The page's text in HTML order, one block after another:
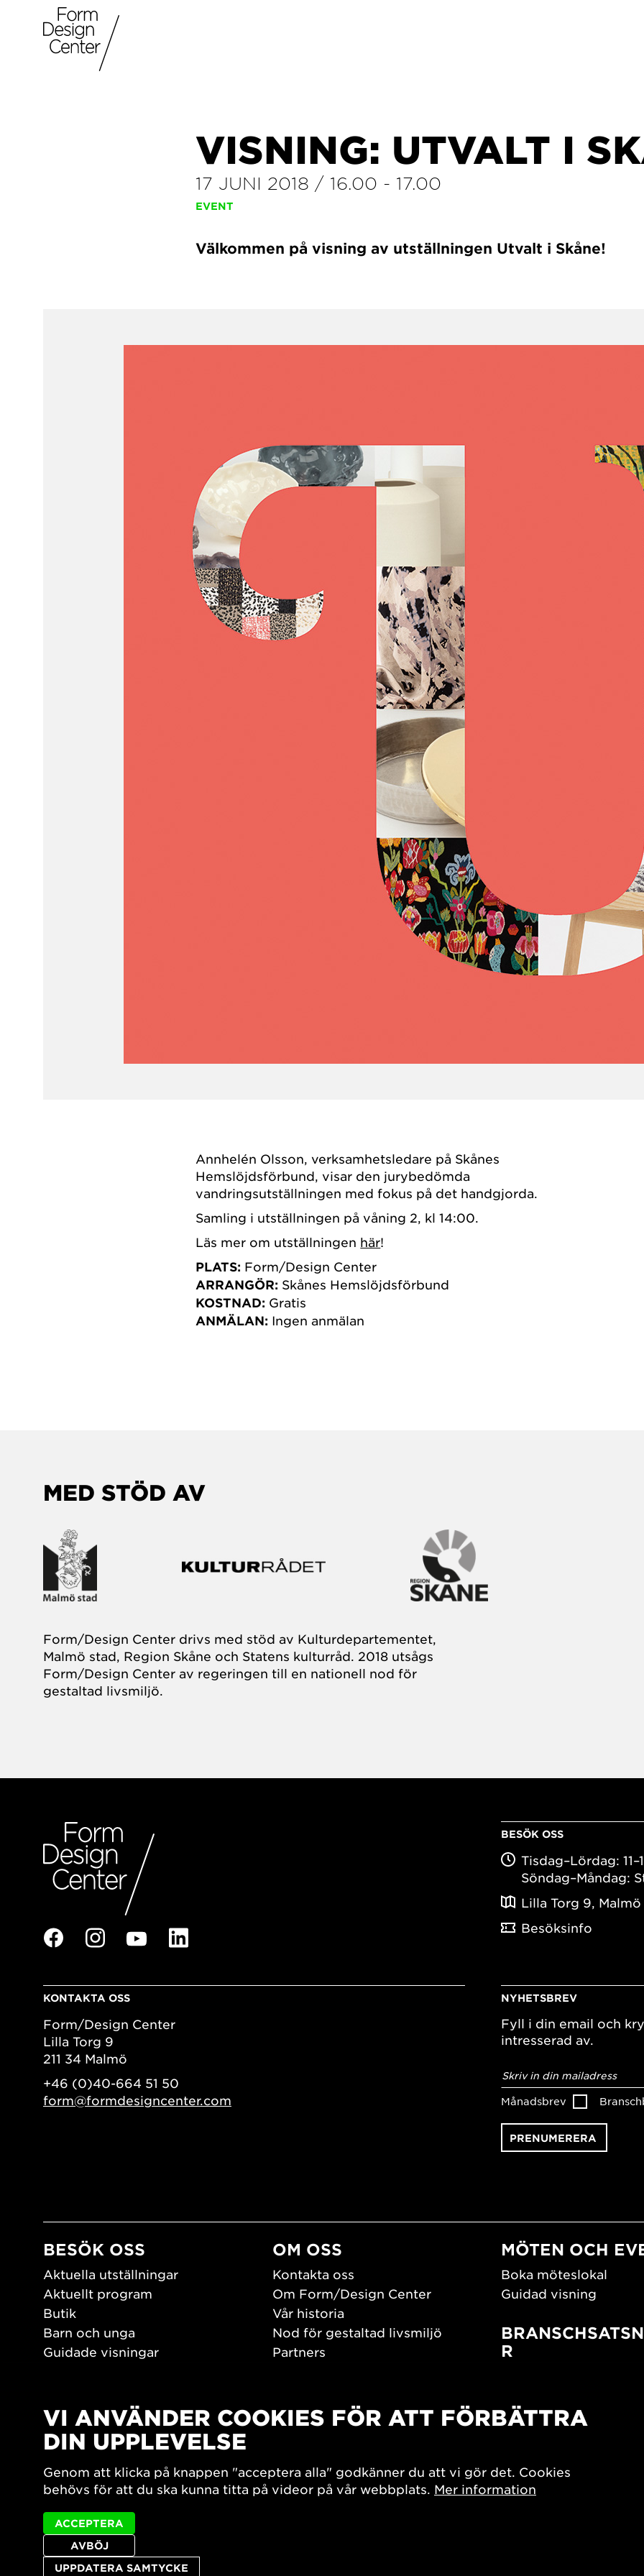
VISNING: UTVALT I
17 JUNI 2018 / 16.00 - 17.00
EVENT
Välkommen på visning av utställningen Utvalt i Skåne!
Annhelén Olsson, verksamhetsledare på Skånes
Hemslöjdsförbund, visar den jurybedömda
vandringsutställningen med fokus på det handgjorda.
Samling i utställningen på våning 2, kl 14:00.
Läs mer om utställningen här!
PLATS: Form/Design Center
ARRANGÖR: Skånes Hemslöjdsförbund
KOSTNAD: Gratis
ANMÄLAN: Ingen anmälan
MED STÖD AV
Form/Design Center drivs med stöd av Kulturdepartementet,
Malmö stad, Region Skåne och Statens kulturråd. 2018 utsågs
Form/Design Center av regeringen till en nationell nod för
gestaltad livsmiljö.
BESÖK OSS
Tisdag–Lördag:
Söndag–Måndag:
Lilla Torg 9, Malmö
Besöksinfo
KONTAKTA OSS
Form/Design Center
Lilla Torg 9
211 34 Malmö
+46 (0)40-664 51 50
form@formdesigncenter.com
NYHETSBREV
Fyll i din email och
intresserad av.
postadress*
Månadsbrev
BESÖK OSS
Aktuella utställningar
Aktuellt program
Butik
Barn och unga
Guidade visningar
Öppettider
OM OSS
Kontakta oss
Om Form/Design Center
Vår historia
Nod för gestaltad livsmiljö
Partners
PLAY
Filmarkiv
MÖTEN OCH
Boka möteslokal
Guidad visning
R
Southern Sweden
Arkitekturdagarna
7x Konsthantverk
VI ANVÄNDER COOKIES FÖR ATT FÖRBÄTTRA
DIN UPPLEVELSE
Genom att klicka på knappen "acceptera alla" godkänner du att vi gör det. Cookies
behövs för att du ska kunna titta på videor på vår webbplats. Mer information
UPPDATERA SAMTYCKE
AVBÖJ
ACCEPTERA